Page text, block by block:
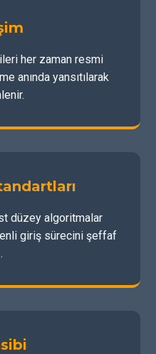
her zaman resmi
anında yansıtılarak
düzey algoritmalar
giriş sürecini şeffaf